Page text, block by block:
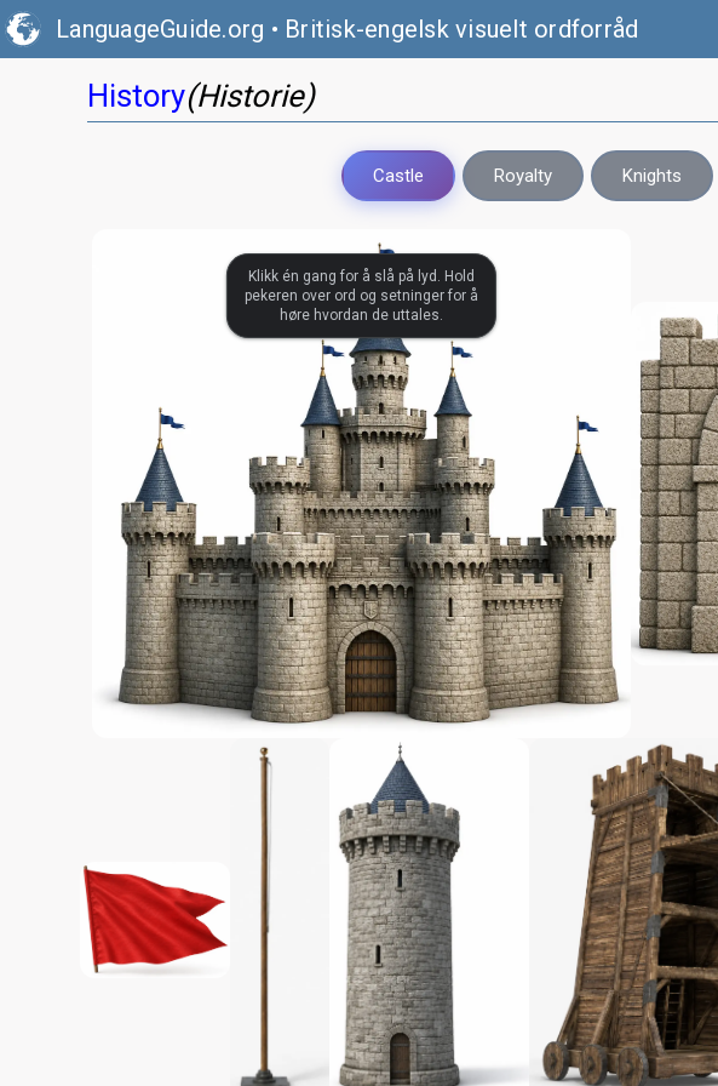
LanguageGuide.org • Britisk-engelsk visuelt ordforråd
History(Historie)
Castle Royalty Knights
Klikk én gang for å slå på lyd. Hold
pekeren over ord og setninger for å
høre hvordan de uttales.